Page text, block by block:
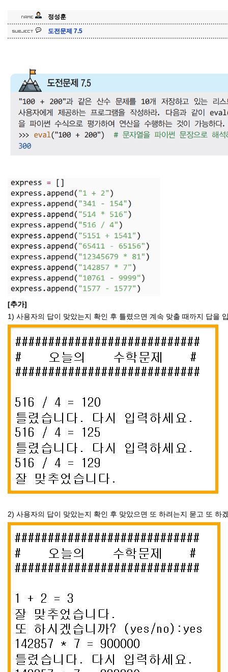
정성훈
도전문제 7.5
[추가]
1) 사용자의 답이 맞았는지 확인 후 틀렸으면 계속 맞출 때까지 답을
2) 사용자의 답이 맞았는지 확인 후 맞았으면 또 하려는지 묻고 또 하